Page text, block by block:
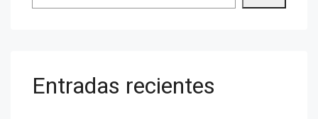
Entradas recientes